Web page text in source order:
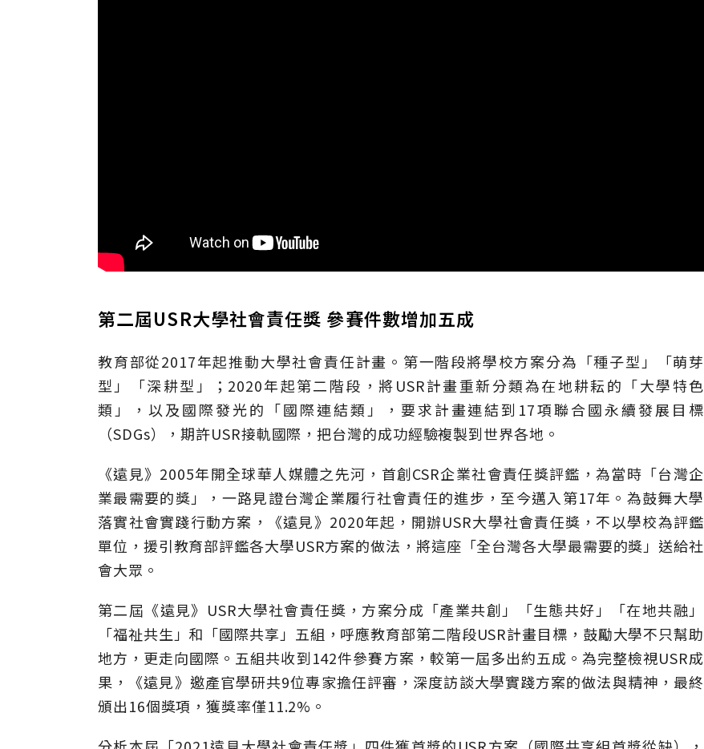
第二屆USR大學社會責任獎 參賽件數增加五成
教育部從2017年起推動大學社會責任計畫。第一階段將學校方案分為「種子型」「萌芽
型」「深耕型」；2020年起第二階段，將USR計畫重新分類為在地耕耘的「大學特色
類」，以及國際發光的「國際連結類」，要求計畫連結到17項聯合國永續發展目標
（SDGs），期許USR接軌國際，把台灣的成功經驗複製到世界各地。
《遠見》2005年開全球華人媒體之先河，首創CSR企業社會責任獎評鑑，為當時「台灣企
業最需要的獎」，一路見證台灣企業履行社會責任的進步，至今邁入第17年。為鼓舞大學
落實社會實踐行動方案，《遠見》2020年起，開辦USR大學社會責任獎，不以學校為評鑑
單位，援引教育部評鑑各大學USR方案的做法，將這座「全台灣各大學最需要的獎」送給社
會大眾。
第二屆《遠見》USR大學社會責任獎，方案分成「產業共創」「生態共好」「在地共融」
「福祉共生」和「國際共享」五組，呼應教育部第二階段USR計畫目標，鼓勵大學不只幫助
地方，更走向國際。五組共收到142件參賽方案，較第一屆多出約五成。為完整檢視USR成
果，《遠見》邀產官學研共9位專家擔任評審，深度訪談大學實踐方案的做法與精神，最終
頒出16個獎項，獲獎率僅11.2%。